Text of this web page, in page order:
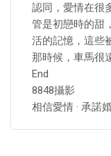
認同，愛情在很
管是初戀時的甜
活的記憶，這些
那時候，車馬很
End
8848攝影
相信愛情 · 承諾